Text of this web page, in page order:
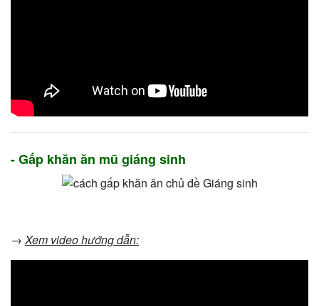
- Gấp khăn ăn mũ giáng sinh
→Xem video hướng dẫn: